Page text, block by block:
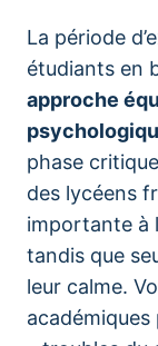
La période
étudiants en
approche
phase
des lycéens
importante à
tandis que
leur calme.